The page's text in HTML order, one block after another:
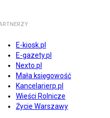
E-kiosk.pl
E-gazety.pl
Nexto.pl
Mała księgowość
Kancelarierp.pl
Wieści Rolnicze
Życie Warszawy